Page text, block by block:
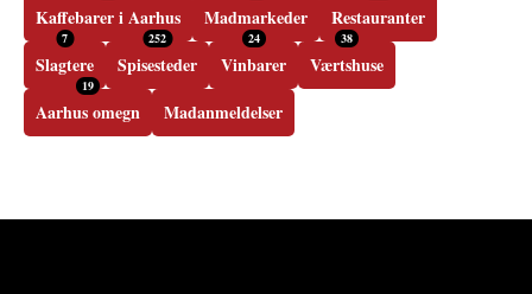
Kaffebarer i Aarhus Madmarkeder Restauranter
Slagtere
7
Spisesteder
252
Vinbarer
24
Værtshuse
38
Aarhus omegn
19
Madanmeldelser